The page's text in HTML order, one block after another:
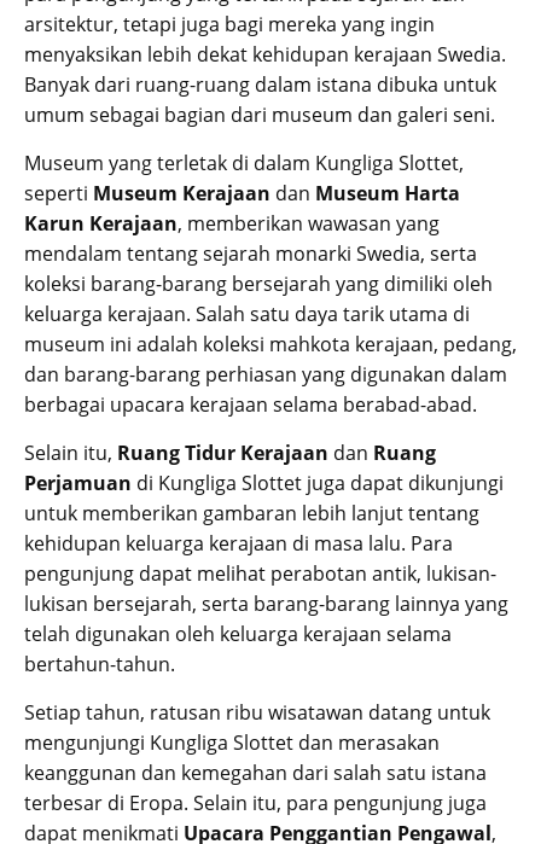
arsitektur, tetapi juga bagi mereka yang ingin
menyaksikan lebih dekat kehidupan kerajaan Swedia.
Banyak dari ruang-ruang dalam istana dibuka untuk
umum sebagai bagian dari museum dan galeri seni.
Museum yang terletak di dalam Kungliga Slottet,
seperti Museum Kerajaan dan Museum Harta
Karun Kerajaan, memberikan wawasan yang
mendalam tentang sejarah monarki Swedia, serta
koleksi barang-barang bersejarah yang dimiliki oleh
keluarga kerajaan. Salah satu daya tarik utama di
museum ini adalah koleksi mahkota kerajaan, pedang,
dan barang-barang perhiasan yang digunakan dalam
berbagai upacara kerajaan selama berabad-abad.
Selain itu, Ruang Tidur Kerajaan dan Ruang
Perjamuan di Kungliga Slottet juga dapat dikunjungi
untuk memberikan gambaran lebih lanjut tentang
kehidupan keluarga kerajaan di masa lalu. Para
pengunjung dapat melihat perabotan antik, lukisan-
lukisan bersejarah, serta barang-barang lainnya yang
telah digunakan oleh keluarga kerajaan selama
bertahun-tahun.
Setiap tahun, ratusan ribu wisatawan datang untuk
mengunjungi Kungliga Slottet dan merasakan
keanggunan dan kemegahan dari salah satu istana
terbesar di Eropa. Selain itu, para pengunjung juga
dapat menikmati Upacara Penggantian Pengawal,